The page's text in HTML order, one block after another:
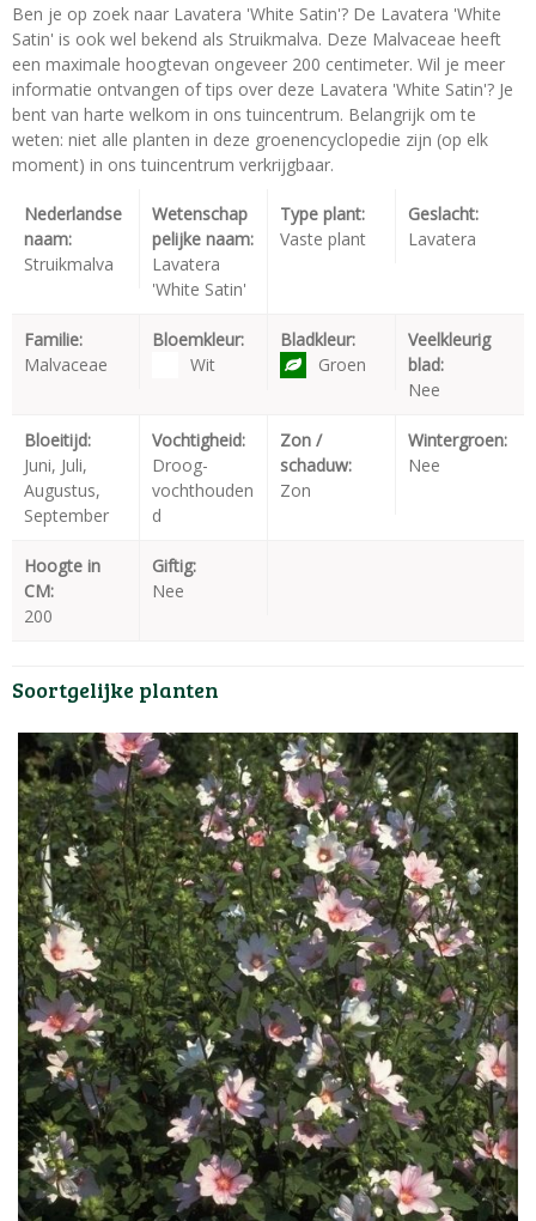
Ben je op zoek naar Lavatera 'White Satin'? De Lavatera 'White
Satin' is ook wel bekend als Struikmalva. Deze Malvaceae heeft
een maximale hoogtevan ongeveer 200 centimeter. Wil je meer
informatie ontvangen of tips over deze Lavatera 'White Satin'? Je
bent van harte welkom in ons tuincentrum. Belangrijk om te
weten: niet alle planten in deze groenencyclopedie zijn (op elk
moment) in ons tuincentrum verkrijgbaar.
Nederlandse
naam:
Struikmalva
Wetenschap
pelijke naam:
Lavatera
'White Satin'
Type plant:
Vaste plant
Geslacht:
Lavatera
Familie:
Malvaceae
Bloemkleur:
Wit
Bladkleur:
Groen
Veelkleurig
blad:
Nee
Bloeitijd:
Juni, Juli,
Augustus,
September
Vochtigheid:
Droog-
vochthouden
d
Zon /
schaduw:
Zon
Wintergroen:
Nee
Hoogte in
CM:
200
Giftig:
Nee
Soortgelijke planten